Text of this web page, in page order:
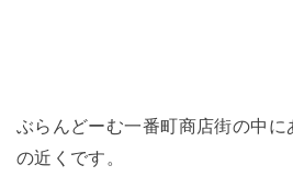
ぶらんどーむ一番町商店街の中に
の近くです。